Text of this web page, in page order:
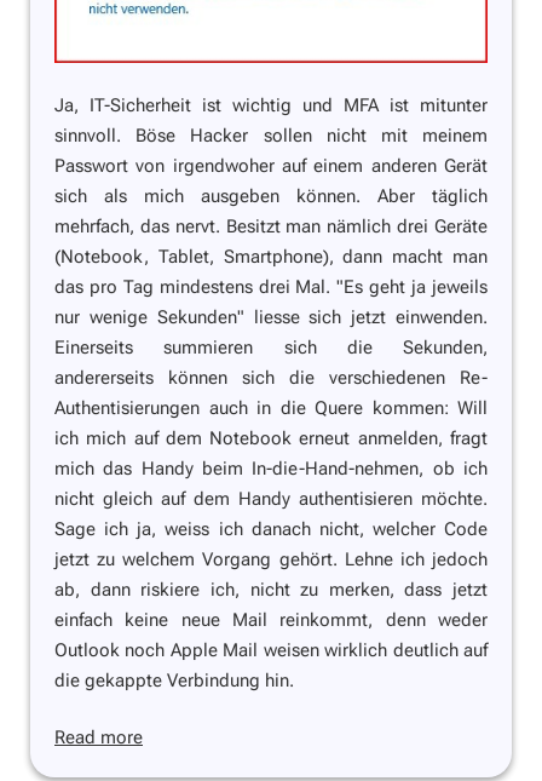
Ja, IT-Sicherheit ist wichtig und MFA ist mitunter
sinnvoll. Böse Hacker sollen nicht mit meinem
Passwort von irgendwoher auf einem anderen Gerät
sich als mich ausgeben können. Aber täglich
mehrfach, das nervt. Besitzt man nämlich drei Geräte
(Notebook, Tablet, Smartphone), dann macht man
das pro Tag mindestens drei Mal."Es geht ja jeweils
nur wenige Sekunden" liesse sich jetzt einwenden.
Einerseits summieren sich die Sekunden,
andererseits können sich die verschiedenen Re-
Authentisierungen auch in die Quere kommen: Will
ich mich auf dem Notebook erneut anmelden, fragt
mich das Handy beim In-die-Hand-nehmen, ob ich
nicht gleich auf dem Handy authentisieren möchte.
Sage ich ja, weiss ich danach nicht, welcher Code
jetzt zu welchem Vorgang gehört. Lehne ich jedoch
ab, dann riskiere ich, nicht zu merken, dass jetzt
einfach keine neue Mail reinkommt, denn weder
Outlook noch Apple Mail weisen wirklich deutlich auf
die gekappte Verbindung hin.
Read more